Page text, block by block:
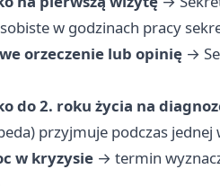
w godzinach pracy
orzeczenie lub opinię →
do 2. roku życia na
przyjmuje podczas jednej
w kryzysie → termin